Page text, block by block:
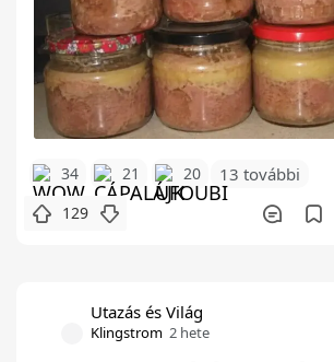
34 21 20 13 további
129
Utazás és Világ
Klingstrom 2 hete